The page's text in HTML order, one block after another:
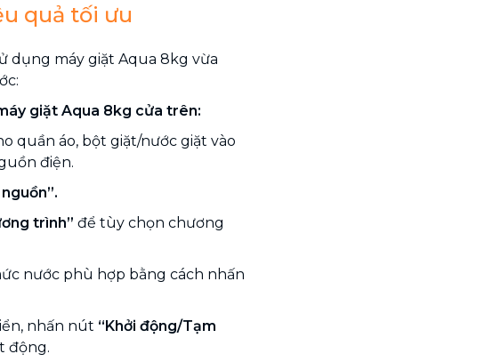
quả tối ưu
dụng máy giặt Aqua 8kg vừa
giặt Aqua 8kg cửa trên:
quần áo, bột giặt/nước giặt vào
điện.
trình” để tùy chọn chương
nước phù hợp bằng cách nhấn
nhấn nút “Khởi động/Tạm
động.